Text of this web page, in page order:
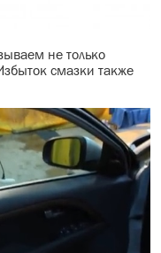
не только
смазки также